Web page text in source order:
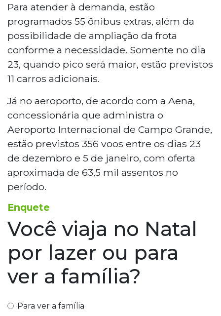
Para atender à demanda, estão
programados 55 ônibus extras, além da
possibilidade de ampliação da frota
conforme a necessidade. Somente no dia
23, quando pico será maior, estão previstos
11 carros adicionais.
Já no aeroporto, de acordo com a Aena,
concessionária que administra o
Aeroporto Internacional de Campo Grande,
estão previstos 356 voos entre os dias 23
de dezembro e 5 de janeiro, com oferta
aproximada de 63,5 mil assentos no
período.
Enquete
Você viaja no Natal
por lazer ou para
ver a família?
Para ver a família